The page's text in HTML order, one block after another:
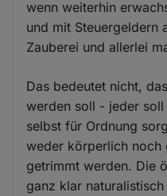
wenn weiterhin
und mit Steuergeldern
Zauberei und allerlei
Das bedeutet nicht,
werden soll - jeder soll
selbst für Ordnung
weder körperlich noch
getrimmt werden. Die
ganz klar